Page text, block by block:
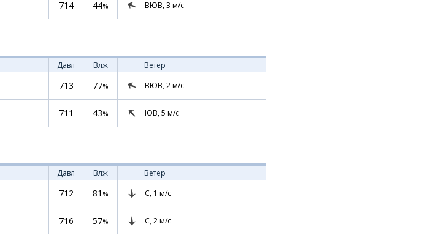
714 44% ВЮВ, 3 м/с
Давл Влж
Ветер
713 77% ВЮВ, 2м/с
711 43% ЮВ, 5 м/с
Давл Влж
Ветер
712 81 % С, 1 м/с
716 57% С, 2м/с